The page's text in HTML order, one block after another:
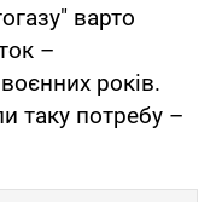
варто
–
років.
таку потребу –